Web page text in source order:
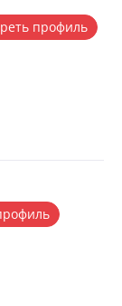
профиль